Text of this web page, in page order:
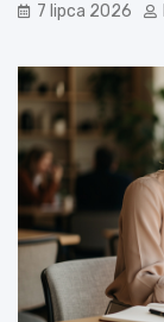
7 lipca 2026